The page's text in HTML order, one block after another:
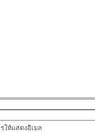
ให้แสดงอีเมล